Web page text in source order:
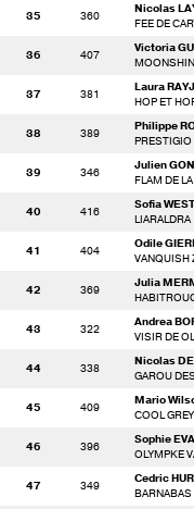
35 360
Nicolas
FEE DE
36 407
Victoria
37 381
Laura
HOP ET
38 389
Philippe
PRESTIGIO
39 346
Julien
FLAM DE
40 416
Sofia
LIARALDRA
41 404
Odile
VANQUISH
42 369
Julia
43 322
Andrea
VISIR DE
44 338
Nicolas
GAROU
45 409
Mario
COOL GREY
46 396
Sophie
OLYMPKE
47 349
Cedric